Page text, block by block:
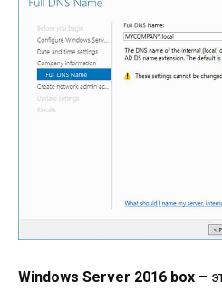
Windows Server 2016 box –